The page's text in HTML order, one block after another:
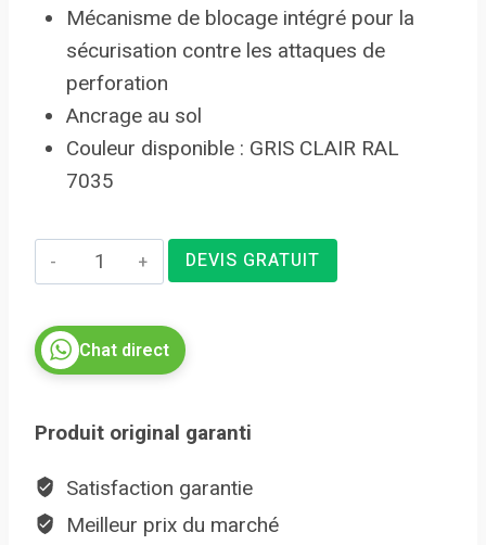
Mécanisme de blocage intégré pour la
sécurisation contre les attaques de
perforation
Ancrage au sol
Couleur disponible : GRIS CLAIR RAL
7035
quantité
de
Coffre
Fort
hydrofuge
VALBERG
FRS
DEVIS GRATUIT
Chat direct
Produit original garanti
Satisfaction garantie
Meilleur prix du marché